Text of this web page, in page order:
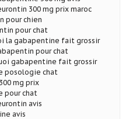
300 mg prix maroc
pour chien
pour chat
la gabapentine fait grossir
pour chat
gabapentine fait grossir
posologie chat
mg prix
pour chat
avis
avis